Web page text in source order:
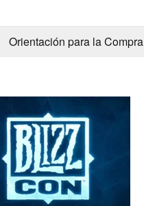
Orientación para la Compra